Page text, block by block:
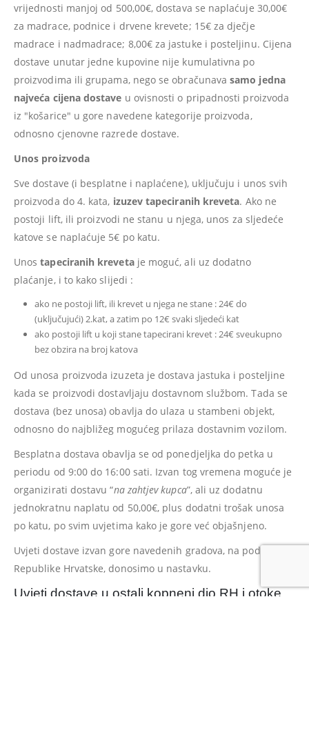
vrijednosti manjoj od 500,00€, dostava se naplaćuje 30,00€
za madrace, podnice i drvene krevete; 15€ za dječje
madrace i nadmadrace; 8,00€ za jastuke i posteljinu. Cijena
dostave unutar jedne kupovine nije kumulativna po
proizvodima ili grupama, nego se obračunavasamo jedna
najveća cijena dostave u ovisnosti o pripadnosti proizvoda
iz "košarice" u gore navedene kategorije proizvoda,
odnosno cjenovne razrede dostave.
Unos proizvoda
Sve dostave (i besplatne i naplaćene), uključuju i unos svih
proizvoda do 4. kata, izuzev tapeciranih kreveta. Ako ne
postoji lift, ili proizvodi ne stanu u njega, unos za sljedeće
katove se naplaćuje 5€ po katu.
Unostapeciranih krevetaje moguć, ali uz dodatno
plaćanje, i to kako slijedi :
ako ne postoji lift, ili krevet u njega ne stane : 24€ do
(uključujući) 2.kat, a zatim po 12€ svaki sljedeći kat
ako postoji lift u koji stane tapecirani krevet : 24€ sveukupno
bez obzira na broj katova
Od unosa proizvoda izuzeta je dostava jastuka i posteljine
kada se proizvodi dostavljaju dostavnom službom. Tada se
dostava (bez unosa) obavlja do ulaza u stambeni objekt,
odnosno do najbližeg mogućeg prilaza dostavnim vozilom.
Besplatna dostava obavlja se od ponedjeljka do petka u
periodu od 9:00 do 16:00 sati. Izvan tog vremena moguće je
organizirati dostavu “na zahtjev kupca”, ali uz dodatnu
jednokratnu naplatu od 50,00€, plus dodatni trošak unosa
po katu, po svim uvjetima kako je gore već objašnjeno.
Uvjeti dostave izvan gore navedenih gradova, na području
Republike Hrvatske, donosimo u nastavku.
Uvjeti dostave u ostali kopneni dio RH i otoke